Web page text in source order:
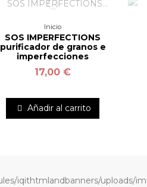
Inicio
SOS IMPERFECTIONS
purificador de granos e
imperfecciones
17,00 €
Añadir al carrito